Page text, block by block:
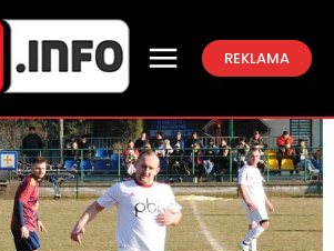
REKLAMA